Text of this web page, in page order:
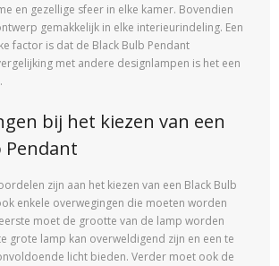
en gezellige sfeer in elke kamer. Bovendien
gemakkelijk in elke interieurindeling. Een
factor is dat de Black Bulb Pendant
met andere designlampen is het een
bij het kiezen van een
Pendant
zijn aan het kiezen van een Black Bulb
enkele overwegingen die moeten worden
moet de grootte van de lamp worden
grote lamp kan overweldigend zijn en een te
licht bieden. Verder moet ook de